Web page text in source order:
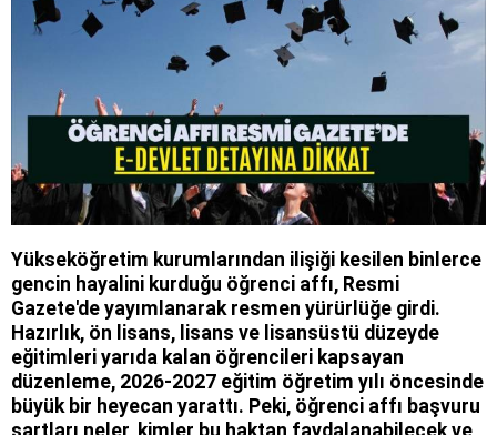
Yükseköğretim kurumlarından ilişiği kesilen binlerce
gencin hayalini kurduğu öğrenci affı, Resmi
Gazete'de yayımlanarak resmen yürürlüğe girdi.
Hazırlık, ön lisans, lisans ve lisansüstü düzeyde
eğitimleri yarıda kalan öğrencileri kapsayan
düzenleme, 2026-2027 eğitim öğretim yılı öncesinde
büyük bir heyecan yarattı. Peki, öğrenci affı başvuru
şartları neler, kimler bu haktan faydalanabilecek ve